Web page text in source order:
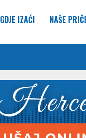
GDJE IZAĆI NAŠE